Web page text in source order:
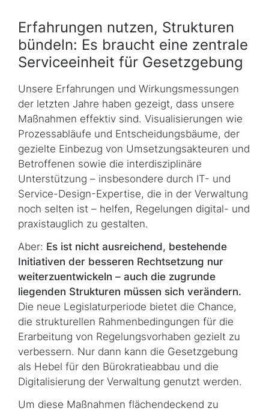
Erfahrungen nutzen, Strukturen
bündeln: Es braucht eine zentrale
Serviceeinheit für Gesetzgebung
Unsere Erfahrungen und Wirkungsmessungen
der letzten Jahre haben gezeigt, dass unsere
Maßnahmen effektiv sind. Visualisierungen wie
Prozessabläufe und Ent­schei­dungs­bäu­me, der
gezielte Einbezug von Umsetzungsakteuren und
Betroffenen sowie die interdisziplinäre
Unterstützung – insbesondere durch IT- und
Service-Design-Expertise, die in der Verwaltung
noch selten ist – helfen, Regelungen digital- und
praxistauglich zu gestalten.
Aber: Es ist nicht ausreichend, bestehende
Initiativen der besseren Rechtsetzung nur
weiterzuentwickeln – auch die zugrunde
liegenden Strukturen müssen sich verändern.
Die neue Legislaturperiode bietet die Chance,
die strukturellen Rahmenbedingungen für die
Erarbeitung von Regelungsvorhaben gezielt zu
verbessern. Nur dann kann die Ge­setz­ge­bung
als Hebel für den Bürokratieabbau und die
Digitalisierung der Verwaltung genutzt werden.
Um diese Maßnahmen flächendeckend zu